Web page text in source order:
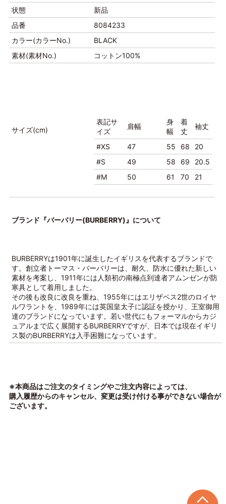
状態
新品
品番
8084233
カラー(カラーNo.)
BLACK
素材(素材No.)
コットン100%
サイズ(cm)
表記サ
イズ
肩幅
身
幅
着
丈
袖丈
#XS 47 55 68
20
#S
49 58 69
20.5
#M
50 61 70 21
ブランド『バーバリー(BURBERRY)』について
BURBERRYは1901年に誕生したイギリスを代表するブランドで
す。創立者トーマス・バーバリーは、耐久、防水に優れた新しい
素材を考案し、1911年には人類初の南極点到達者アムンゼンが防
寒具として着用しました。
その後も改良に改良を重ね、1955年にはエリザベス2世のロイヤ
ルワラントを、1989年には英国皇太子に認証を授かり、王室御用
達のブランドになっています。若い世代にもフォーマルからカジ
ュアルまで広く展開するBURBERRYですが、日本では現在イギリ
ス製のBURBERRYは入手困難になっています。
※本商品はご注文のタイミングやご注文内容によっては、
購入履歴からのキャンセル、変更は受け付ける事ができない場合が
ございます。